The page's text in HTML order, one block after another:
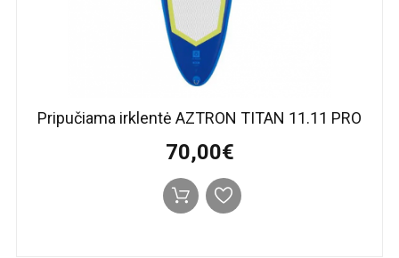
Pripučiama irklentė AZTRON TITAN 11.11 PRO
70,00€